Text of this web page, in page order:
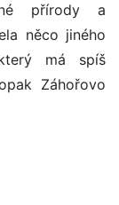
přírody a
něco jiného
má spíš
Záhořovo